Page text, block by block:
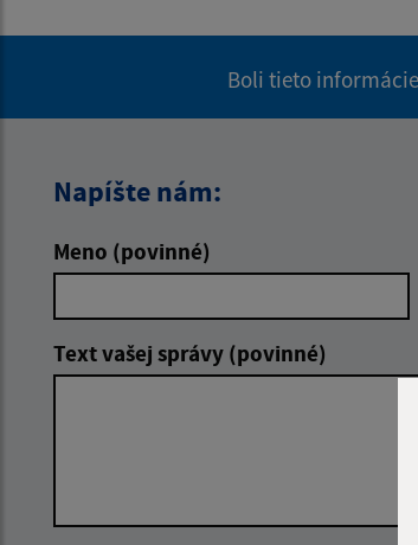
Boli tieto
Napíšte nám:
Meno (povinné)
Text vašej správy (povinné)